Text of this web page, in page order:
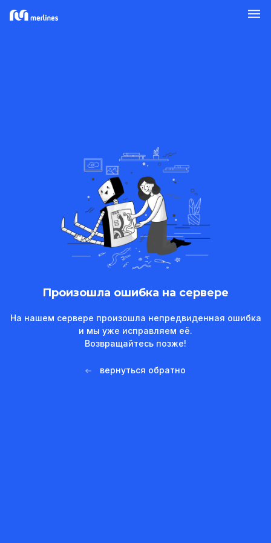
Произошла ошибка на сервере
На нашем сервере произошла непредвиденная ошибка
и мы уже исправляем её.
Возвращайтесь позже!
вернуться обратно